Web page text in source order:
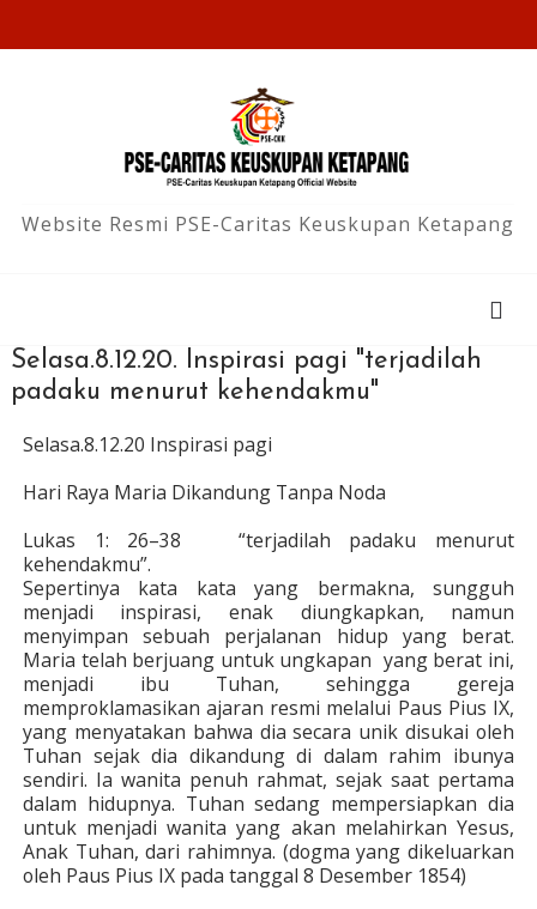
Website Resmi PSE-Caritas Keuskupan Ketapang
Selasa.8.12.20. Inspirasi pagi "terjadilah
padaku menurut kehendakmu"
Selasa.8.12.20 Inspirasi pagi
Hari Raya Maria Dikandung Tanpa Noda
Lukas 1: 26–38 “terjadilah padaku menurut
kehendakmu”.
Sepertinya kata kata yang bermakna, sungguh
menjadi inspirasi, enak diungkapkan, namun
menyimpan sebuah perjalanan hidup yang berat.
Maria telah berjuang untuk ungkapan yang berat ini,
menjadi ibu Tuhan, sehingga gereja
memproklamasikan ajaran resmi melalui Paus Pius IX,
yang menyatakan bahwa dia secara unik disukai oleh
Tuhan sejak dia dikandung di dalam rahim ibunya
sendiri. Ia wanita penuh rahmat, sejak saat pertama
dalam hidupnya. Tuhan sedang mempersiapkan dia
untuk menjadi wanita yang akan melahirkan Yesus,
Anak Tuhan, dari rahimnya. (dogma yang dikeluarkan
oleh Paus Pius IX pada tanggal 8 Desember 1854)